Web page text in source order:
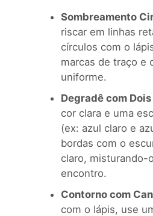
Sombreamento
riscar em linhas
círculos com o
marcas de traço e
uniforme.
Degradê com Dois
cor clara e uma
(ex: azul claro e
bordas com o
claro, misturando-
encontro.
Contorno com
com o lápis, use